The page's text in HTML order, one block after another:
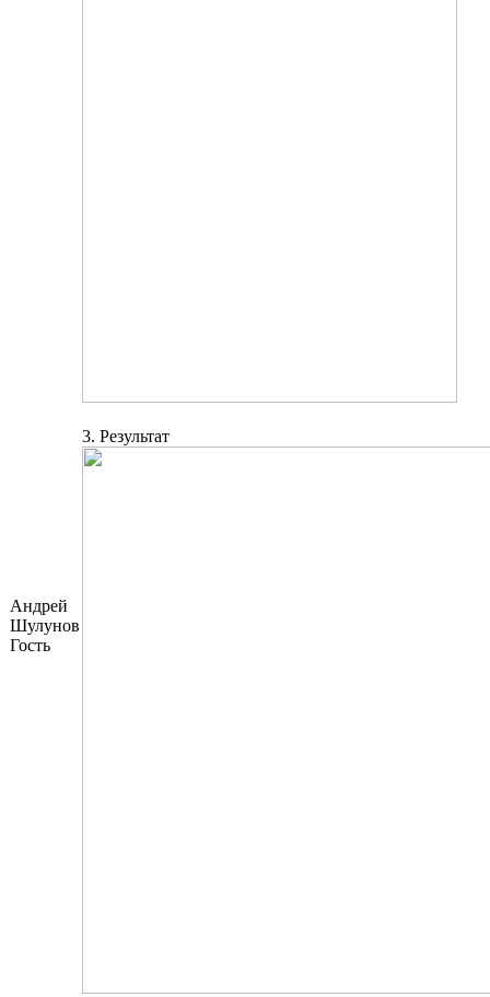
Андрей
Шулунов
Гость
3. Результат